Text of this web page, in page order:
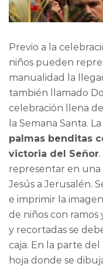
Previo a la
niños pueden
manualidad la
también llamado
celebración llena
la Semana Santa.
palmas benditas
victoria del Señor
representar en una
Jesús a Jerusalén.
e imprimir la
de niños con ramos
y recortadas se
caja. En la parte del
hoja donde se